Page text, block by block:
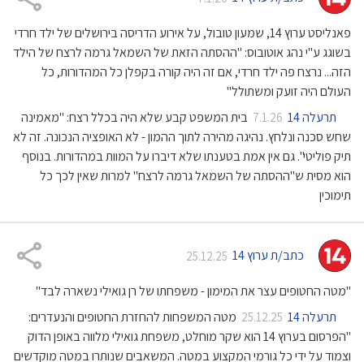
פאנליסט ערוץ 14, שמעון טובול, על אירוע הדריסה בירושלים של ילד חרדי
בשוגג ע"י נהג אוטובוס: "ההסתה הזאת של השמאל גרמה לרצח של הילד
הזה... נרצח פה ילד חרדי, אם זה היה קורה בקפלן כל המהדורות, כל
העולם היה זועק ומשתולל"
תרעלה 14
7.1.26 בית המשפט קבע שלא היה בכלל רצח: "מאמינה
שחש סכנה ונלחץ. נהיגה מהירה לתוך ההמון - לא האופציה הנכונה. זה לא
תיק פוליטי". גם אין אמת בטענתו שלא דיברו על המוות במהדורות. בנוסף
הוא מסית ש"ההסתה של השמאל גרמה לרצח" למרות שאין לכך כל
תימוכין
כתב/ת ערוץ 14 25.12.25
"מטה החטופים עצר את המימון - משפחתו של רן גואילי נשארה לבד"
תרעלה 14
25.12.25 מטה המשפחות להחזרת החטופים והנעדרים:
"הפרסום בערוץ 14 הוא שקר מוחלט, משפחת גואילי מלווה באופן הדוק
וצמוד על ידי כל גורמי המקצוע במטה. המשאבים שנותרו במטה מוקדשים